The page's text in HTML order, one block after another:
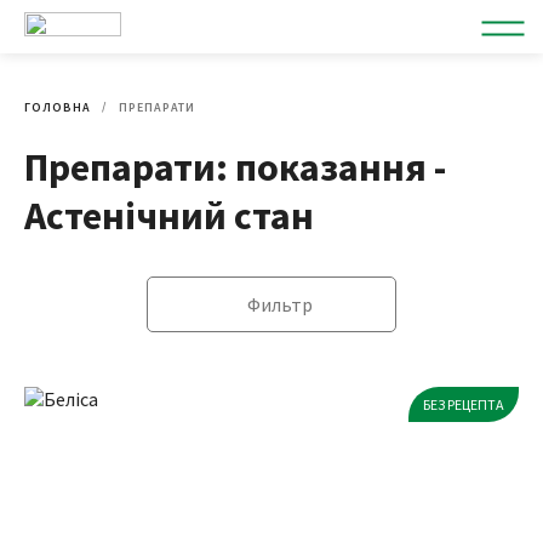
ГОЛОВНА ПРЕПАРАТИ
Препарати: показання -
Астенічний стан
Фильтр
БЕЗ РЕЦЕПТА